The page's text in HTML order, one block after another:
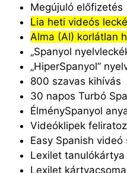
Megújuló előfizetés
Lia heti videós
Alma (AI) korlátlan
„Spanyol
„HiperSpanyol”
800 szavas kihívás
30 napos Turbó
ÉlménySpanyol
Videóklipek
Easy Spanish videó
Lexilet tanulókártya
Lexilet